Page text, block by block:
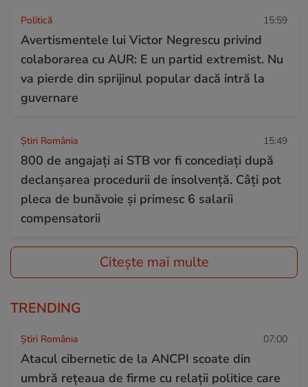
Politică 15:59
Avertismentele lui Victor Negrescu privind
colaborarea cu AUR: E un partid extremist. Nu
va pierde din sprijinul popular dacă intră la
guvernare
Știri România 15:49
800 de angajați ai STB vor fi concediați după
declanşarea procedurii de insolvenţă. Câți pot
pleca de bunăvoie și primesc 6 salarii
compensatorii
Citește mai multe
TRENDING
Știri România 07:00
Atacul cibernetic de la ANCPI scoate din
umbră rețeaua de firme cu relații politice care